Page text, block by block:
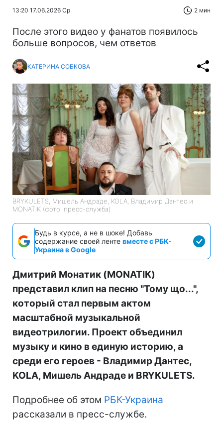
13:20 17.06.2026 Ср 2 мин
После этого видео у фанатов появилось
больше вопросов, чем ответов
КАТЕРИНА СОБКОВА
BRYKULETS, Мишель Андраде, KOLA, Владимир Дантес и
MONATIK (фото: пресс-служба)
Будь в курсе, а не в шоке! Добавь
содержание своей ленте вместе с РБК-
Украина в Google
Дмитрий Монатик (MONATIK)
представил клип на песню "Тому що...",
который стал первым актом
масштабной музыкальной
видеотрилогии. Проект объединил
музыку и кино в единую историю, а
среди его героев - Владимир Дантес,
KOLA, Мишель Андраде и BRYKULETS.
Подробнее об этом РБК-Украина
рассказали в пресс-службе.